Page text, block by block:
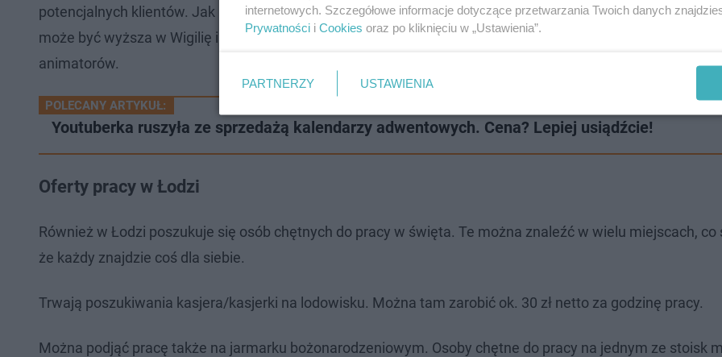
potencjalnych klientów. Jak podaje money.pl zarobki w handlu zaczynają się od 30 zł brutto za godzinę,
może być wyższa w Wigilię i weekendy. Dodatkowo, poszukuje się pracowników do restauracji, dostawców
animatorów.
POLECANY ARTYKUŁ:
Youtuberka ruszyła ze sprzedażą kalendarzy adwentowych. Cena? Lepiej usiądźcie!
Oferty pracy w Łodzi
Również w Łodzi poszukuje się osób chętnych do pracy w święta. Te można znaleźć w wielu miejscach, co
że każdy znajdzie coś dla siebie.
Trwają poszukiwania kasjera/kasjerki na lodowisku. Można tam zarobić ok. 30 zł netto za godzinę pracy.
Można podjąć pracę także na jarmarku bożonarodzeniowym. Osoby chętne do pracy na jednym ze stoisk
internetowych. Szczegółowe informacje dotyczące przetwarzania Twoich danych
Prywatności i Cookies oraz po kliknięciu w „Ustawienia”.
PARTNERZY USTAWIENIA